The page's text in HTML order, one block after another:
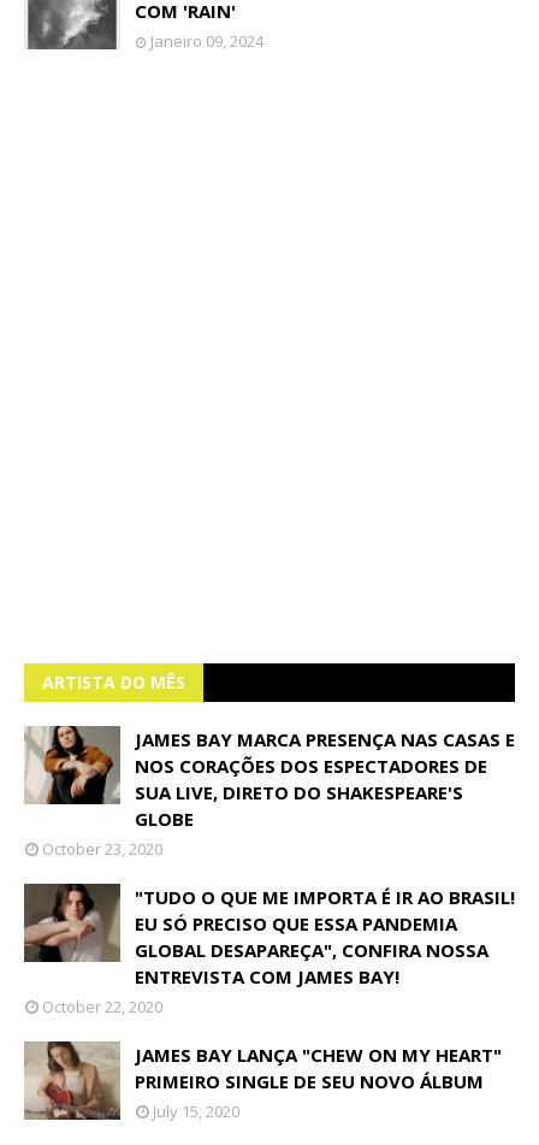
COM 'RAIN'
Janeiro 09, 2024
ARTISTA DO MÊS
JAMES BAY MARCA PRESENÇA NAS CASAS E
NOS CORAÇÕES DOS ESPECTADORES DE
SUA LIVE, DIRETO DO SHAKESPEARE'S
GLOBE
October 23, 2020
"TUDO O QUE ME IMPORTA É IR AO BRASIL!
EU SÓ PRECISO QUE ESSA PANDEMIA
GLOBAL DESAPAREÇA", CONFIRA NOSSA
ENTREVISTA COM JAMES BAY!
October 22, 2020
JAMES BAY LANÇA "CHEW ON MY HEART"
PRIMEIRO SINGLE DE SEU NOVO ÁLBUM
July 15, 2020